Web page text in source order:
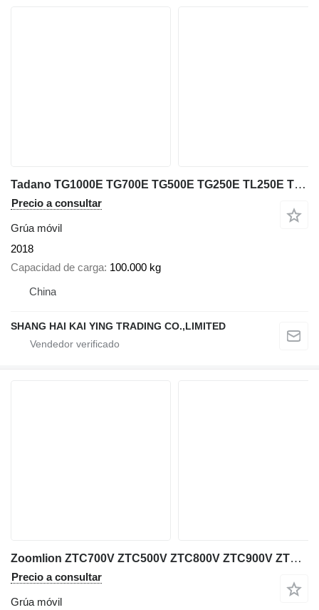
Tadano TG1000E TG700E TG500E TG250E TL250E TL300E 100Ton 70t 50t 25t 30
Precio a consultar
Grúa móvil
2018
Capacidad de carga 100.000 kg
China
SHANG HAI KAI YING TRADING CO.,LIMITED
Zoomlion ZTC700V ZTC500V ZTC800V ZTC900V ZTC1000V 70Ton 80ton 90t 100t
Precio a consultar
Grúa móvil